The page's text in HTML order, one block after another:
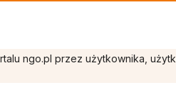
ngo.pl przez użytkownika,